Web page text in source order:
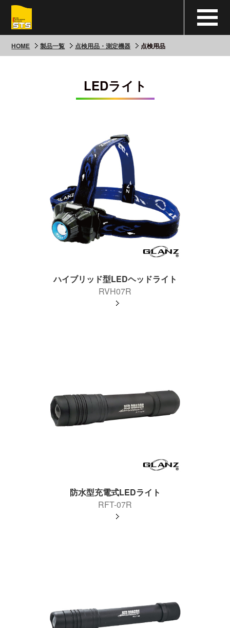
HOME 製品一覧 点検用品・測定機器 点検用品
LEDライト
ハイブリッド型LEDヘッドライト
RVH07R
防水型充電式LEDライト
RFT-07R